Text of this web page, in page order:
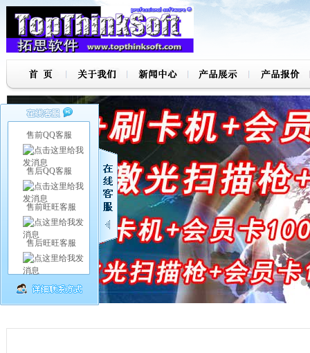
售前QQ客服
售后QQ客服
售前旺旺客服
售后旺旺客服